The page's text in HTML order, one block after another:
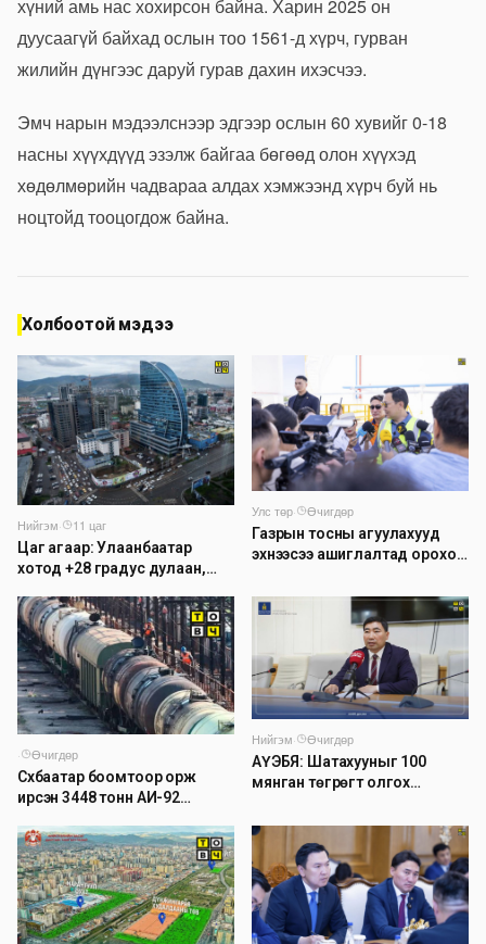
хүний амь нас хохирсон байна. Харин 2025 он
дуусаагүй байхад ослын тоо 1561-д хүрч, гурван
жилийн дүнгээс даруй гурав дахин ихэсчээ.
Эмч нарын мэдээлснээр эдгээр ослын 60 хувийг 0-18
насны хүүхдүүд эзэлж байгаа бөгөөд олон хүүхэд
хөдөлмөрийн чадвараа алдах хэмжээнд хүрч буй нь
ноцтойд тооцогдож байна.
Холбоотой мэдээ
Нийгэм·
11 цаг
Цаг агаар: Улаанбаатар
хотод +28 градус дулаан,
бороо орно
Улс төр·
Өчигдөр
Газрын тосны агуулахууд
эхнээсээ ашиглалтад ороход
·
Өчигдөр
Сүхбаатар боомтоор орж
ирсэн 3448 тонн АИ-92
буулгах ажлыг зохион
байгуулж байна
Нийгэм·
Өчигдөр
АҮЭБЯ: Шатахууныг 100
мянган төгрөгт олгох